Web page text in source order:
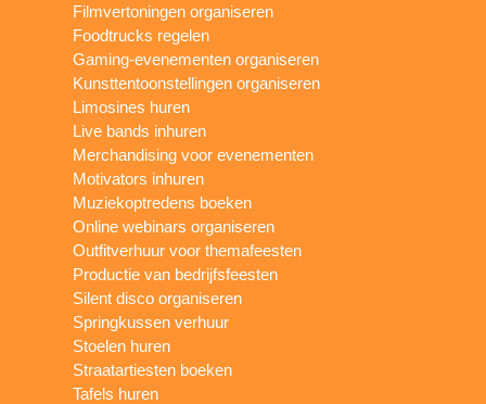
Filmvertoningen organiseren
Foodtrucks regelen
Gaming-evenementen organiseren
Kunsttentoonstellingen organiseren
Limosines huren
Live bands inhuren
Merchandising voor evenementen
Motivators inhuren
Muziekoptredens boeken
Online webinars organiseren
Outfitverhuur voor themafeesten
Productie van bedrijfsfeesten
Silent disco organiseren
Springkussen verhuur
Stoelen huren
Straatartiesten boeken
Tafels huren